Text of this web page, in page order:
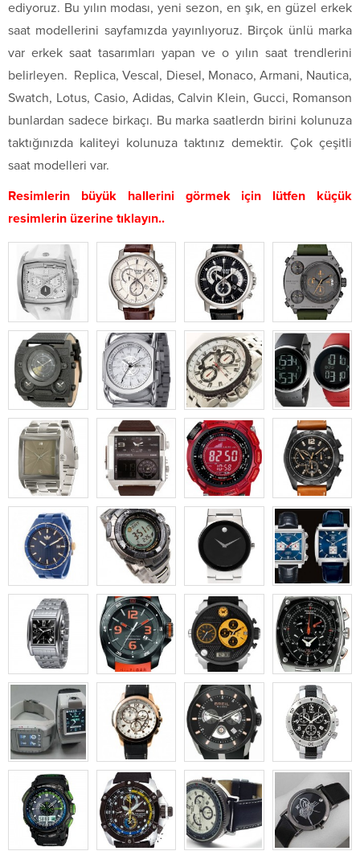
ediyoruz. Bu yılın modası, yeni sezon, en şık, en güzel erkek
saat modellerini sayfamızda yayınlıyoruz. Birçok ünlü marka
var erkek saat tasarımları yapan ve o yılın saat trendlerini
belirleyen. Replica, Vescal, Diesel, Monaco, Armani, Nautica,
Swatch, Lotus, Casio, Adidas, Calvin Klein, Gucci, Romanson
bunlardan sadece birkaçı. Bu marka saatlerdn birini kolunuza
taktığınızda kaliteyi kolunuza taktınız demektir. Çok çeşitli
saat modelleri var.
Resimlerin büyük hallerini görmek için lütfen küçük
resimlerin üzerine tıklayın..